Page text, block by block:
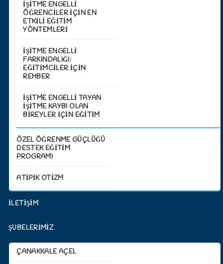
İŞITME ENGELLI
ÖĞRENCILER İÇIN EN
ETKILI EĞITIM
YÖNTEMLERI
İŞITME ENGELLI
FARKINDALIĞI:
EĞITIMCILER İÇIN
REHBER
İŞITME ENGELLI TAYAN
İŞITME KAYBI OLAN
BIREYLER İÇIN EĞITIM
ÖZEL ÖĞRENME GÜÇLÜĞÜ
DESTEK EĞİTİM
PROGRAMI
ATİPİK OTİZM
İLETİŞİM
ŞUBELERİMİZ
ÇANAKKALE AÇEL